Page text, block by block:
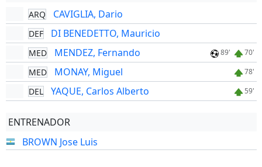
ARQ CAVIGLIA, Dario
DEF DI BENEDETTO, Mauricio
MED MENDEZ, Fernando 89' 70'
MED MONAY, Miguel 78'
DEL YAQUE, Carlos Alberto 59'
ENTRENADOR
BROWN Jose Luis